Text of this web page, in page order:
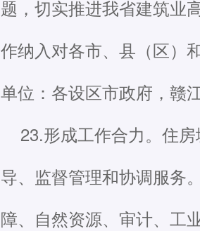
题，切实推进我省建筑业
作纳入对各市、县（区）
单位：各设区市政府，赣
23.形成工作合力。住
导、监督管理和协调服务
障、自然资源、审计、工